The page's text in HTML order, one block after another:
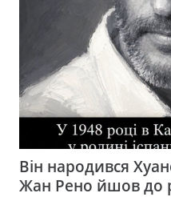
Він народився
Жан Рено йшов до